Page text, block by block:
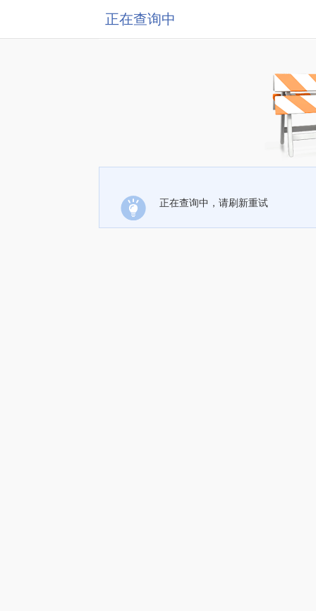
正在查询中
正在查询中，请刷新重试